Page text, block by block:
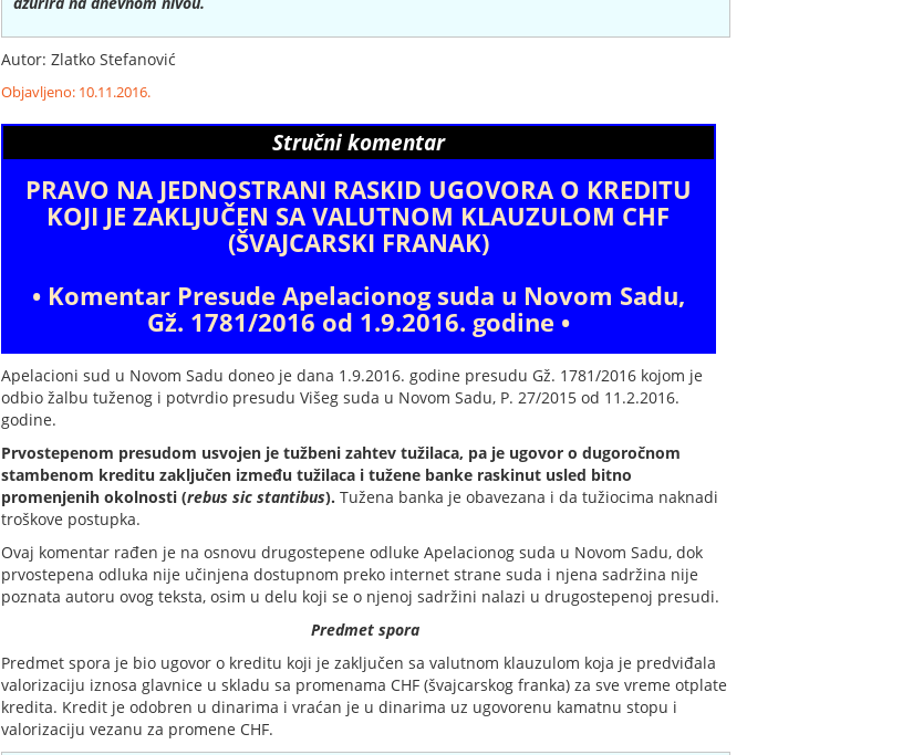
Autor: Zlatko Stefanović
Objavljeno: 10.11.2016.
Stručni komentar
PRAVO NA JEDNOSTRANI RASKID UGOVORA O KREDITU
KOJI JE ZAKLJUČEN SA VALUTNOM KLAUZULOM CHF
(ŠVAJCARSKI FRANAK)
• Komentar Presude Apelacionog suda u Novom Sadu,
Gž. 1781/2016 od 1.9.2016. godine •
Apelacioni sud u Novom Sadu doneo je dana 1.9.2016. godine presudu Gž. 1781/2016 kojom je
odbio žalbu tuženog i potvrdio presudu Višeg suda u Novom Sadu, P. 27/2015 od 11.2.2016.
godine.
Prvostepenom presudom usvojen je tužbeni zahtev tužilaca, pa je ugovor o dugoročnom
stambenom kreditu zaključen između tužilaca i tužene banke raskinut usled bitno
promenjenih okolnosti (rebus sic stantibus). Tužena banka je obavezana i da tužiocima naknadi
troškove postupka.
Ovaj komentar rađen je na osnovu drugostepene odluke Apelacionog suda u Novom Sadu, dok
prvostepena odluka nije učinjena dostupnom preko internet strane suda i njena sadržina nije
poznata autoru ovog teksta, osim u delu koji se o njenoj sadržini nalazi u drugostepenoj presudi.
Predmet spora
Predmet spora je bio ugovor o kreditu koji je zaključen sa valutnom klauzulom koja je predviđala
valorizaciju iznosa glavnice u skladu sa promenama CHF (švajcarskog franka) za sve vreme otplate
kredita. Kredit je odobren u dinarima i vraćan je u dinarima uz ugovorenu kamatnu stopu i
valorizaciju vezanu za promene CHF.